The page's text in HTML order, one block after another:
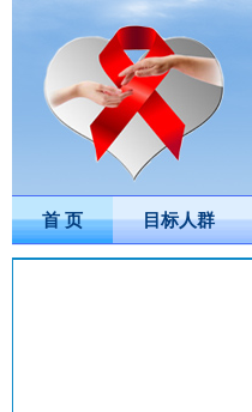
首 页 目标人群